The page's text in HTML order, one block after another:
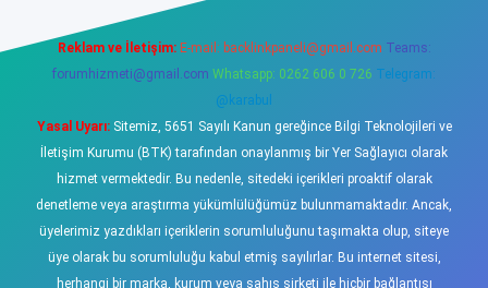
Reklam ve İletişim: E-mail: backlinkpaneli@gmail.com Teams:
forumhizmeti@gmail.com Whatsapp: 0262 606 0 726 Telegram:
@karabul
Yasal Uyarı:Sitemiz, 5651 Sayılı Kanun gereğince Bilgi Teknolojileri ve
İletişim Kurumu (BTK) tarafından onaylanmış bir Yer Sağlayıcı olarak
hizmet vermektedir. Bu nedenle, sitedeki içerikleri proaktif olarak
denetleme veya araştırma yükümlülüğümüz bulunmamaktadır. Ancak,
üyelerimiz yazdıkları içeriklerin sorumluluğunu taşımakta olup, siteye
üye olarak bu sorumluluğu kabul etmiş sayılırlar. Bu internet sitesi,
herhangi bir marka, kurum veya şahıs şirketi ile hiçbir bağlantısı